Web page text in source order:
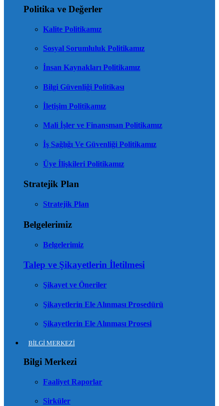
Politika ve Değerler
Kalite Politikamız
Sosyal Sorumluluk Politikamız
İnsan Kaynakları Politikamız
Bilgi Güvenliği Politikası
İletişim Politikamız
Mali İşler ve Finansman Politikamız
İş Sağlığı Ve Güvenliği Politikamız
Üye İlişkileri Politikamız
Stratejik Plan
Stratejik Plan
Belgelerimiz
Belgelerimiz
Talep ve Şikayetlerin İletilmesi
Şikayet ve Öneriler
Şikayetlerin Ele Alınması Prosedürü
Şikayetlerin Ele Alınması Prosesi
BİLGİ MERKEZİ
Bilgi Merkezi
Faaliyet Raporlar
Sirküler